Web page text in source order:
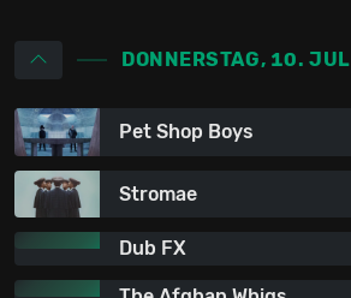
DONNERSTAG, 10.
Pet Shop Boys
Stromae
Dub FX